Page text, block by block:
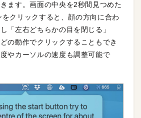
ます。画面の中央を2秒間見つめた
クリックすると、顔の方向に合わ
「左右どちらかの目を閉じる」
の動作でクリックすることもでき
やカーソルの速度も調整可能で